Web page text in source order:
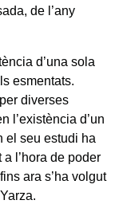
de l’any
d’una sola
esmentats.
diverses
l’existència d’un
el seu estudi ha
l’hora de poder
ara s’ha volgut